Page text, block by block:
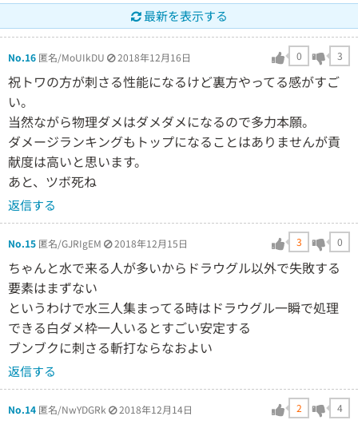
最新を表示する
No.16 匿名/MoUIkDU 2018年12月16日 0 3
祝トワの方が刺さる性能になるけど裏方やってる感がすご
い。
当然ながら物理ダメはダメダメになるので多力本願。
ダメージランキングもトップになることはありませんが貢
献度は高いと思います。
あと、ツボ死ね
返信する
No.15 匿名/GJRIgEM 2018年12月15日 3 0
ちゃんと水で来る人が多いからドラウグル以外で失敗する
要素はまずない
というわけで水三人集まってる時はドラウグル一瞬で処理
できる白ダメ枠一人いるとすごい安定する
ブンブクに刺さる斬打ならなおよい
返信する
No.14 匿名/NwYDGRk 2018年12月14日 2 4